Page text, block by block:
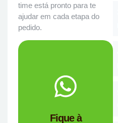
time está pronto para te
ajudar em cada etapa do
pedido.
Fique à
brindes certa para
Me chama
no